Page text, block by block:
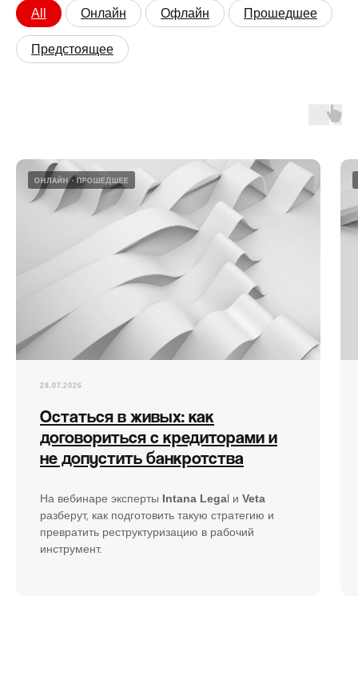
All Онлайн Офлайн Прошедшее
Предстоящее
ОНЛАЙН ПРОШЕДШЕЕ
28.07.2026
Остаться в живых: как
договориться с кредиторами и
не допустить банкротства
На вебинаре эксперты Intana Legal и Veta
разберут, как подготовить такую стратегию и
превратить реструктуризацию в рабочий
инструмент.
Компания
Должность
Какие темы вас интересуют:
Налоговое право
Санкционное право
Корпоративное право
персональных данных, и соглашаюсь
c условиями
политики конфиденциальности